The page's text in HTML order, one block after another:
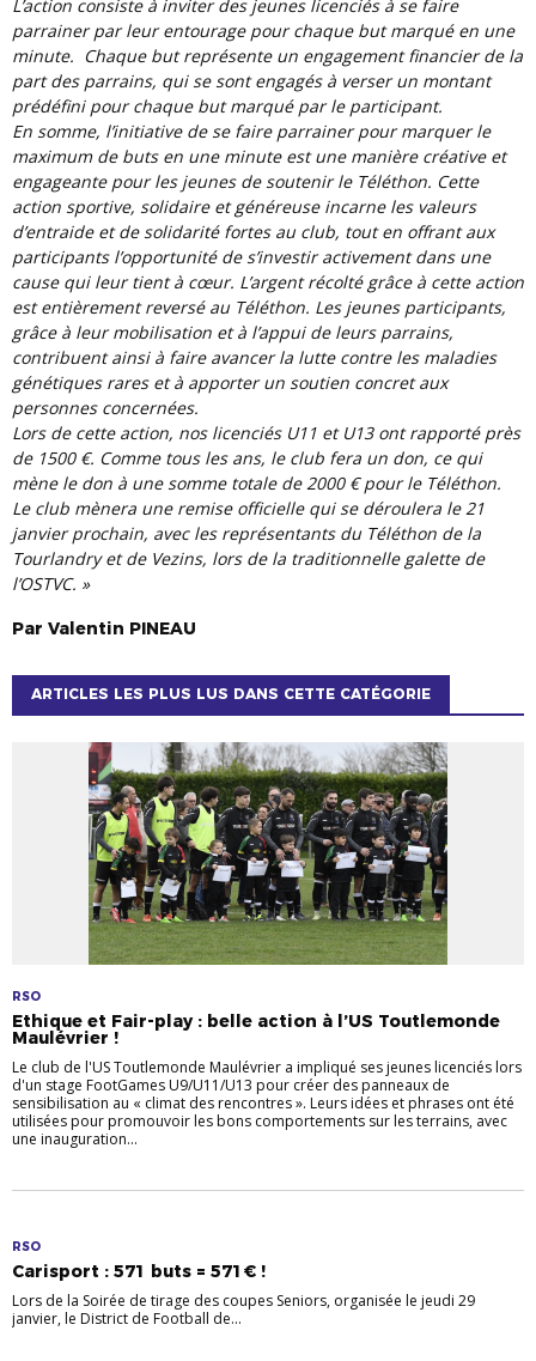
L’action consiste à inviter des jeunes licenciés à se faire
parrainer par leur entourage pour chaque but marqué en une
minute. Chaque but représente un engagement financier de la
part des parrains, qui se sont engagés à verser un montant
prédéfini pour chaque but marqué par le participant.
En somme, l’initiative de se faire parrainer pour marquer le
maximum de buts en une minute est une manière créative et
engageante pour les jeunes de soutenir le Téléthon. Cette
action sportive, solidaire et généreuse incarne les valeurs
d’entraide et de solidarité fortes au club, tout en offrant aux
participants l’opportunité de s’investir activement dans une
cause qui leur tient à cœur. L’argent récolté grâce à cette action
est entièrement reversé au Téléthon. Les jeunes participants,
grâce à leur mobilisation et à l’appui de leurs parrains,
contribuent ainsi à faire avancer la lutte contre les maladies
génétiques rares et à apporter un soutien concret aux
personnes concernées.
Lors de cette action, nos licenciés U11 et U13 ont rapporté près
de 1500 €. Comme tous les ans, le club fera un don, ce qui
mène le don à une somme totale de 2000 € pour le Téléthon.
Le club mènera une remise officielle qui se déroulera le 21
janvier prochain, avec les représentants du Téléthon de la
Tourlandry et de Vezins, lors de la traditionnelle galette de
l’OSTVC. »
Par Valentin PINEAU
ARTICLES LES PLUS LUS DANS CETTE CATÉGORIE
RSO
Ethique et Fair-play : belle action à l’US Toutlemonde
Maulévrier !
Le club de l'US Toutlemonde Maulévrier a impliqué ses jeunes licenciés lors
d'un stage FootGames U9/U11/U13 pour créer des panneaux de
sensibilisation au « climat des rencontres ». Leurs idées et phrases ont été
utilisées pour promouvoir les bons comportements sur les terrains, avec
une inauguration...
RSO
Carisport : 571 buts = 571€ !
Lors de la Soirée de tirage des coupes Seniors, organisée le jeudi 29
janvier, le District de Football de...